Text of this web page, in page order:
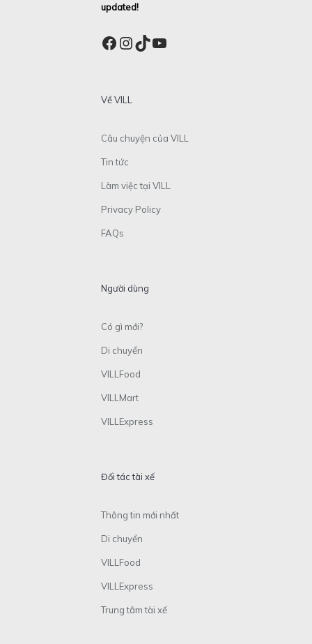
updated!
Facebook
Instagram
TikTok
YouTube
Về VILL
Câu chuyện của VILL
Tin tức
Làm việc tại VILL
Privacy Policy
FAQs
Người dùng
Có gì mới?
Di chuyển
VILLFood
VILLMart
VILLExpress
Đối tác tài xế
Thông tin mới nhất
Di chuyển
VILLFood
VILLExpress
Trung tâm tài xế